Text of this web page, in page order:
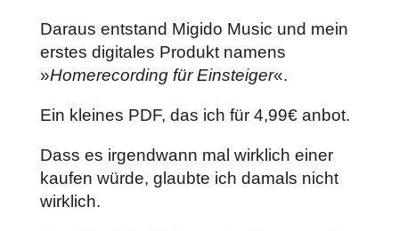
Daraus entstand Migido Music und mein
erstes digitales Produkt namens
»Homerecording für Einsteiger«.
Ein kleines PDF, das ich für 4,99€ anbot.
Dass es irgendwann mal wirklich einer
kaufen würde, glaubte ich damals nicht
wirklich.